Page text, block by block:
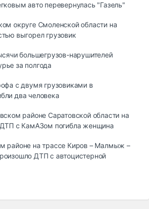
авто перевернулась "Газель"
округе Смоленской области на
выгорел грузовик
большегрузов-нарушителей
за полгода
с двумя грузовиками в
два человека
районе Саратовской области на
ДТП с КамАЗом погибла женщина
районе на трассе Киров – Малмыж –
ДТП с автоцистерной